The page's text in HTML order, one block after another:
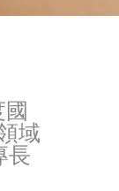
國
域
長